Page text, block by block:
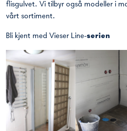
flisgulvet. Vi tilbyr også modeller i
vårt sortiment.
Bli kjent med Vieser Line-serien